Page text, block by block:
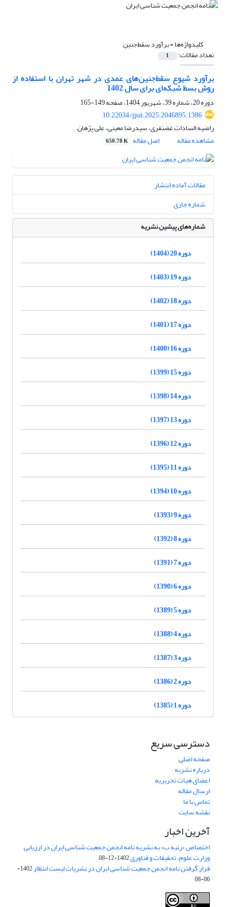
کلیدواژه‌ها =برآورد سقط‌جنین
تعداد مقالات: 1
برآورد شیوع سقط‌جنین‌های عمدی در شهر تهران با استفاده از
روش بسط شبکه‌ای برای سال 1402
دوره 20، شماره 39، شهریور 1404، صفحه
149-165
10.22034/jpai.2025.2046895.1386
راضیه السادات غضنفری، سیدرضا معینی، علی پژهان
مشاهده مقاله
اصل مقاله 650.78 K
مقالات آماده انتشار
شماره جاری
شماره‌های پیشین نشریه
دوره 20 (1404)
دوره 19 (1403)
دوره 18 (1402)
دوره 17 (1401)
دوره 16 (1400)
دوره 15 (1399)
دوره 14 (1398)
دوره 13 (1397)
دوره 12 (1396)
دوره 11 (1395)
دوره 10 (1394)
دوره 9 (1393)
دوره 8 (1392)
دوره 7 (1391)
دوره 6 (1390)
دوره 5 (1389)
دوره 4 (1388)
دوره 3 (1387)
دوره 2 (1386)
دوره 1 (1385)
دسترسی سریع
صفحه اصلی
درباره نشریه
اعضای هیات تحریریه
ارسال مقاله
تماس با ما
نقشه سایت
آخرین اخبار
اختصاص «رتبه ب» به نشریه نامه انجمن جمعیت شناسی ایران در ارزیابی
وزارت علوم، تحقیقات و فناوری1402-12-08
قرار گرفتن نامه انجمن جمعیت شناسی ایران در نشریات لیست انتظار
1402-
06-08